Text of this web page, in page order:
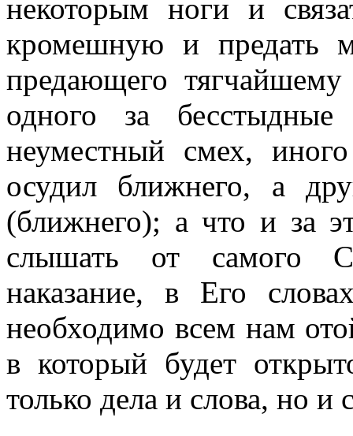
некоторым ноги и
кромешную и предать
предающего
одного за бесстыдные
неуместный смех,
осудил ближнего, а
(ближнего); а что и за
слышать от самого
наказание, в Его
необходимо всем нам
в который будет
только дела и слова, но